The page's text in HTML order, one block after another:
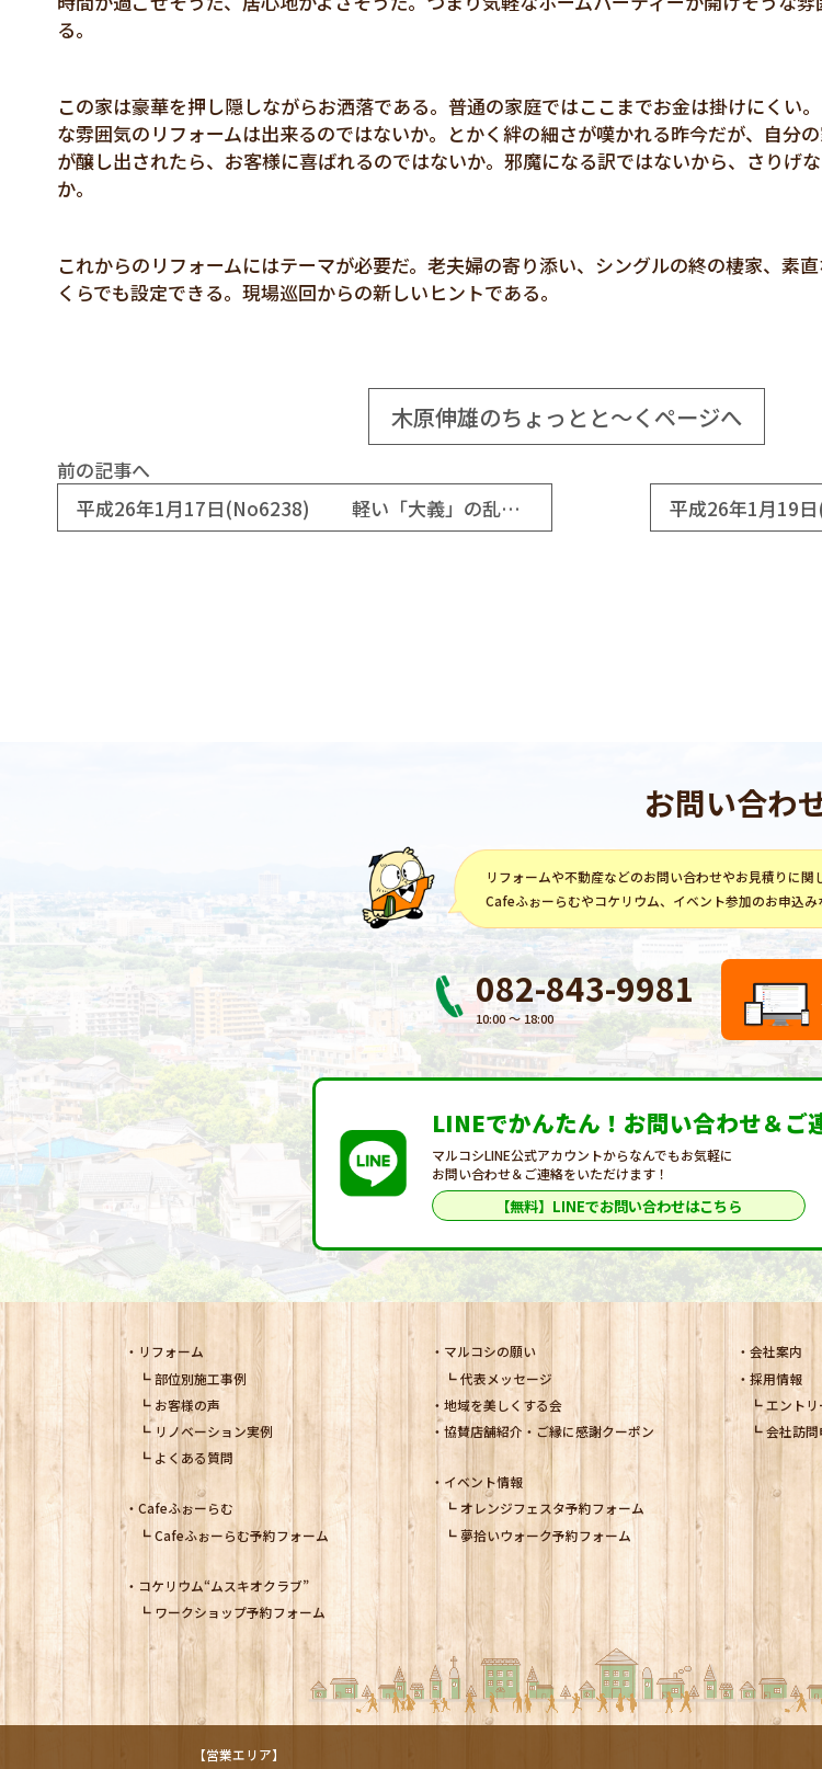
る。
この家は豪華を押し隠しながらお洒落である。普通の家庭ではここまでお金は掛けにくい
な雰囲気のリフォームは出来るのではないか。とかく絆の細さが嘆かれる昨今だが、自分
が醸し出されたら、お客様に喜ばれるのではないか。邪魔になる訳ではないから、さりげ
か。
これからのリフォームにはテーマが必要だ。老夫婦の寄り添い、シングルの終の棲家、素
くらでも設定できる。現場巡回からの新しいヒントである。
木原伸雄のちょっとと～くページへ
前の記事へ
平成26年1月17日(No6238) 軽い「大義」の乱高下
平成26年1月19
お問い合わ
リフォームや不動産などのお問い合わせやお見積りに関
Cafeふぉーらむやコケリウム、イベント参加のお申込み
082-843-9981
10:00 〜 18:00
LINEでかんたん！ お問い合わせ＆ご
マルコシLINE公式アカウントからなんでもお気軽に
お問い合わせ＆ご連絡をいただけます！
【無料】LINEでお問い合わせはこちら
リフォーム
部位別施工事例
お客様の声
リノベーション実例
よくある質問
Cafeふぉーらむ
Cafeふぉーらむ予約フォーム
コケリウム“ムスキオクラブ”
ワークショップ予約フォーム
マルコシの願い
代表メッセージ
地域を美しくする会
協賛店舗紹介・ご縁に感謝クーポン
イベント情報
オレンジフェスタ予約フォーム
夢拾いウォーク予約フォーム
会社案内
採用情報
エントリ
会社訪
【営業エリア】